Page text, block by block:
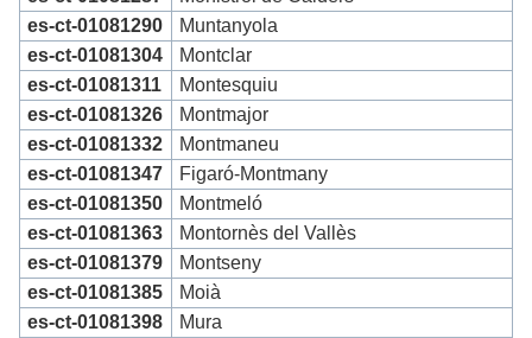
es-ct-01081290
Muntanyola
es-ct-01081304
Montclar
es-ct-01081311
Montesquiu
es-ct-01081326
Montmajor
es-ct-01081332
Montmaneu
es-ct-01081347
Figaró-Montmany
es-ct-01081350
Montmeló
es-ct-01081363
Montornès del Vallès
es-ct-01081379
Montseny
es-ct-01081385
Moià
es-ct-01081398
Mura